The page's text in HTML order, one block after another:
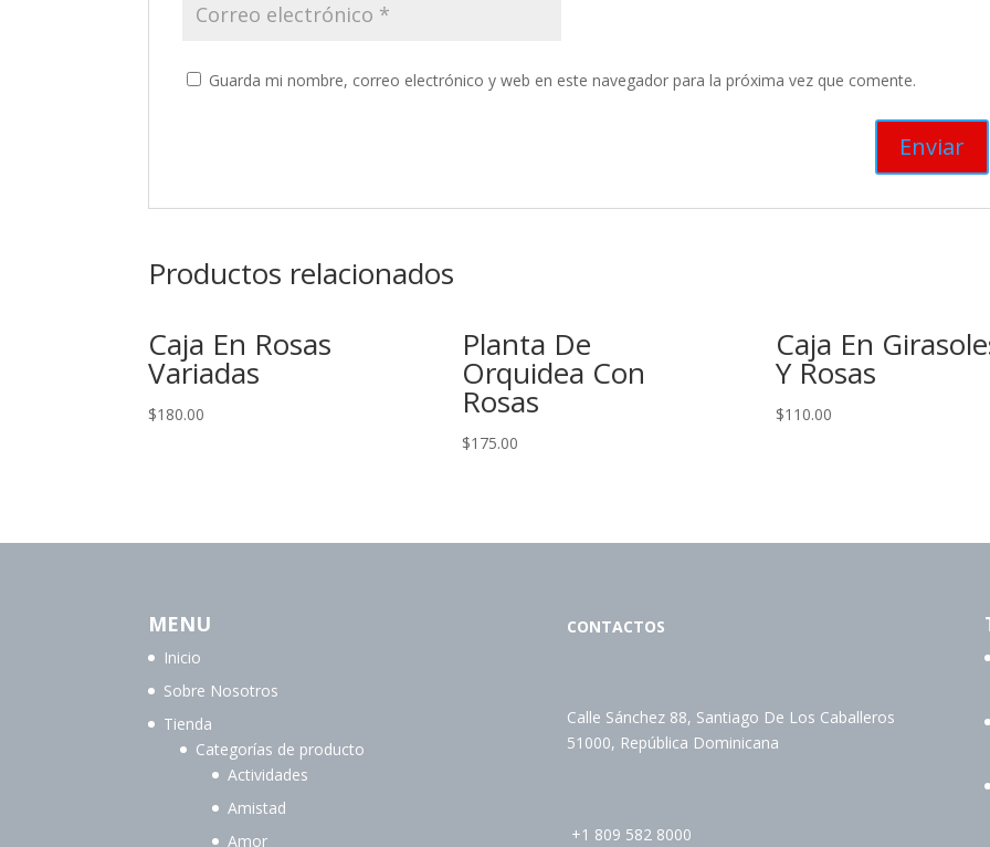
Guarda mi nombre, correo electrónico y web en este navegador para la próxima vez que comente.
Productos relacionados
Caja En Rosas
Variadas
$180.00
Planta De
Orquidea Con
Rosas
$175.00
Caja En
Y Rosas
$110.00
MENU
Inicio
Sobre Nosotros
Tienda
Categorías de producto
Actividades
Amistad
Amor
CONTACTOS
Calle Sánchez 88, Santiago De Los Caballeros
51000, República Dominicana
+1 809 582 8000